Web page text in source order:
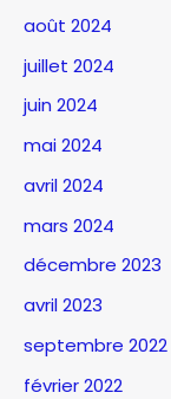
août 2024
juillet 2024
juin 2024
mai 2024
avril 2024
mars 2024
décembre 2023
avril 2023
septembre 2022
février 2022